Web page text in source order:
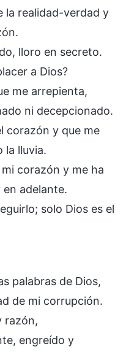
la realidad-verdad y
lloro en secreto.
a Dios?
me arrepienta,
ni decepcionado.
corazón y que me
la lluvia.
corazón y me ha
adelante.
solo Dios es el
palabras de Dios,
de mi corrupción.
razón,
engreído y